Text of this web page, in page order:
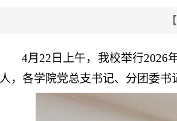
4月 22 日上午，我校举行2026
人，各学院党总支书记、分团委书